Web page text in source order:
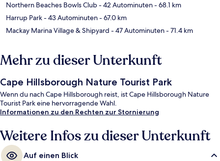
Northern Beaches Bowls Club- 42 Autominuten- 68.1 km
Harrup Park- 43 Autominuten- 67.0 km
Mackay Marina Village & Shipyard - 47 Autominuten- 71.4 km
Mehr zu dieser Unterkunft
Cape Hillsborough Nature Tourist Park
Wenn du nach Cape Hillsborough reist, ist Cape Hillsborough Nature
Tourist Park eine hervorragende Wahl.
Informationen zu den Rechten zur Stornierung
Weitere Infos zu dieser Unterkunft
Auf einen Blick